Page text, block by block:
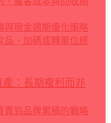
與現金週期優化策略
品、加碼或轉單位經
：長期複利而非
賣到品牌累積的戰略